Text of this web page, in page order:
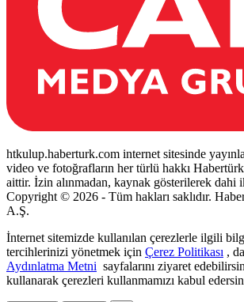
htkulup.haberturk.com internet sitesinde
video ve fotoğrafların her türlü hakkı
aittir. İzin alınmadan, kaynak gösterilerek dahi
Copyright © 2026 - Tüm hakları saklıdır.
A.Ş.
İnternet sitemizde kullanılan çerezlerle ilgili
tercihlerinizi yönetmek için Çerez Politikası ,
Aydınlatma Metni sayfalarını ziyaret
kullanarak çerezleri kullanmamızı kabul